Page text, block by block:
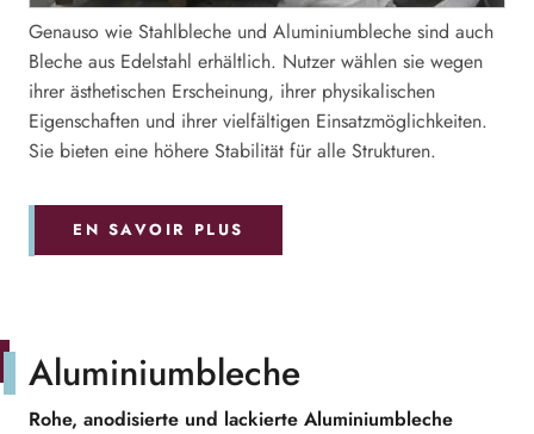
Genauso wie Stahlbleche und Aluminiumbleche sind auch
Bleche aus Edelstahl erhältlich. Nutzer wählen sie wegen
ihrer ästhetischen Erscheinung, ihrer physikalischen
Eigenschaften und ihrer vielfältigen Einsatzmöglichkeiten.
Sie bieten eine höhere Stabilität für alle Strukturen.
EN SAVOIR PLUS
Rohe, anodisierte und lackierte Aluminiumbleche
Aluminiumbleche